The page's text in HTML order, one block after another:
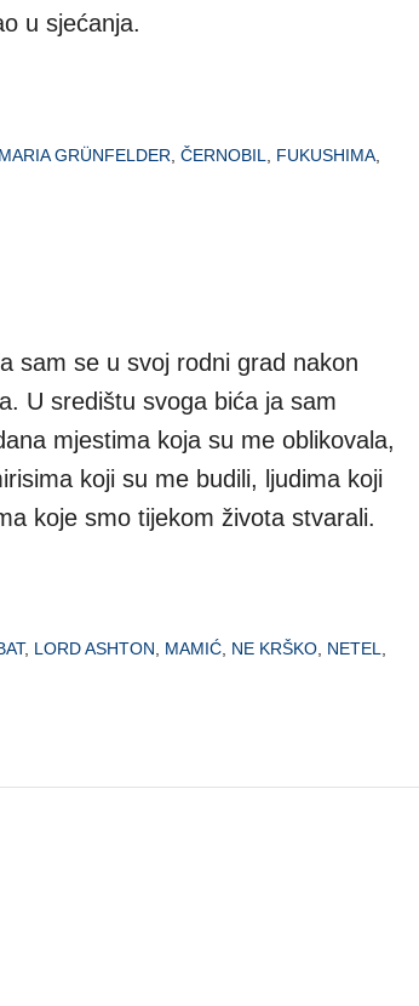
u sjećanja.
GRÜNFELDER, ČERNOBIL, FUKUSHIMA,
sam se u svoj rodni grad nakon
U središtu svoga bića ja sam
mjestima koja su me oblikovala,
koji su me budili, ljudima koji
koje smo tijekom života stvarali.
, LORD ASHTON MAMIĆ NE KRŠKO NETEL